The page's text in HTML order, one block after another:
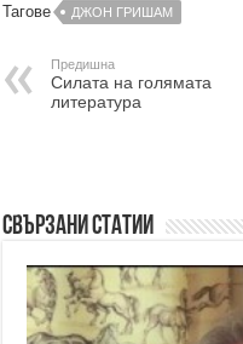
Тагове ДЖОН ГРИШАМ
Предишна
Силата на голямата
литература
Свързани статии